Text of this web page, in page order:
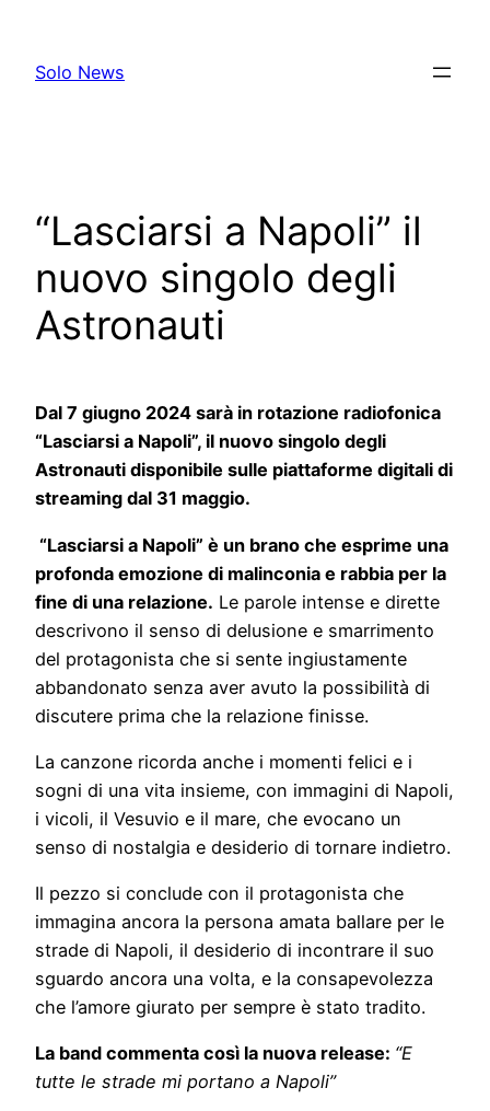
content
Solo News
“Lasciarsi a Napoli” il
nuovo singolo degli
Astronauti
Dal 7 giugno 2024 sarà in rotazione radiofonica
“Lasciarsi a Napoli”, il nuovo singolo degli
Astronauti disponibile sulle piattaforme digitali di
streaming dal 31 maggio.
“Lasciarsi a Napoli” è un brano che esprime una
profonda emozione di malinconia e rabbia per la
fine di una relazione. Le parole intense e dirette
descrivono il senso di delusione e smarrimento
del protagonista che si sente ingiustamente
abbandonato senza aver avuto la possibilità di
discutere prima che la relazione finisse.
La canzone ricorda anche i momenti felici e i
sogni di una vita insieme, con immagini di Napoli,
i vicoli, il Vesuvio e il mare, che evocano un
senso di nostalgia e desiderio di tornare indietro.
Il pezzo si conclude con il protagonista che
immagina ancora la persona amata ballare per le
strade di Napoli, il desiderio di incontrare il suo
sguardo ancora una volta, e la consapevolezza
che l’amore giurato per sempre è stato tradito.
La band commenta così la nuova release: “E
tutte le strade mi portano a Napoli”